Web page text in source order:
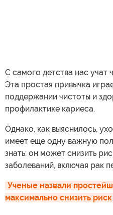
С самого детства нас учат
Эта простая привычка
поддержании чистоты и
профилактике кариеса.
Однако, как выяснилось,
имеет еще одну важную
знать: он может снизить
заболеваний, включая рак
Ученые назвали
максимально снизить